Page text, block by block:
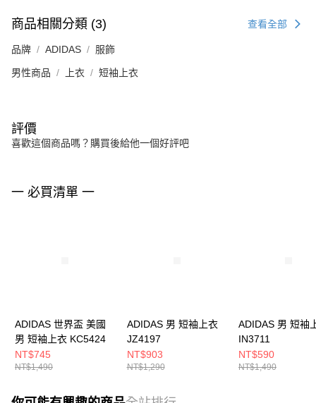
商品相關分類 (3) 查看全部
品牌 ADIDAS 服飾
男性商品 上衣 短袖上衣
評價
喜歡這個商品嗎？購買後給他一個好評吧
一 必買清單 一
ADIDAS 世界盃 美國
男 短袖上衣 KC5424
NT$745
NT$1,490
ADIDAS 男 短袖上衣
JZ4197
NT$903
NT$1,290
ADIDAS 男 短袖
IN3711
NT$590
NT$1,490